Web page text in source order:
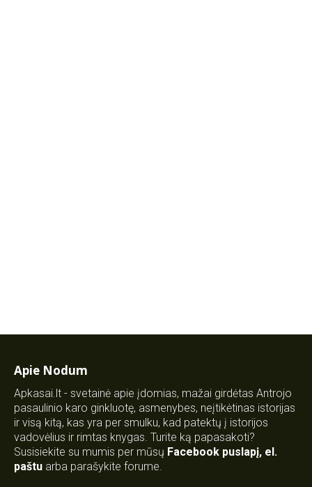
Apie Nodum
Apkasai.lt - svetainė apie įdomias, mažai girdėtas Antrojo
pasaulinio karo ginkluotę, asmenybes, neįtikėtinas istorijas
ir visą kitą, kas yra per smulku, kad patektų į istorijos
vadovėlius ir rimtas knygas. Turite ką papasakoti?
Susisiekite su mumis per mūsų Facebook puslapį, el.
paštu arba parašykite forume.